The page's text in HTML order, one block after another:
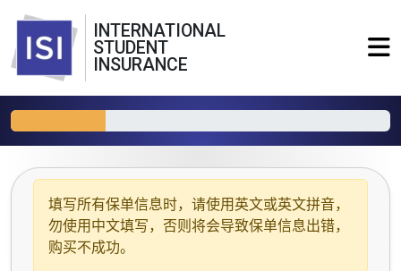
INTERNATIONAL
STUDENT
INSURANCE
填写所有保单信息时，请使用 英文或英文拼音，
勿使用中文填写，否则将会导致保单信息出错，
购买不成功。